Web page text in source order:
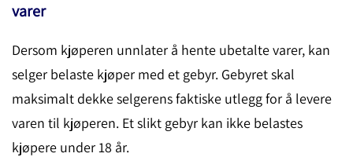
varer
Dersom kjøperen unnlater å hente ubetalte varer, kan
selger belaste kjøper med et gebyr. Gebyret skal
maksimalt dekke selgerens faktiske utlegg for å levere
varen til kjøperen. Et slikt gebyr kan ikke belastes
kjøpere under 18 år.